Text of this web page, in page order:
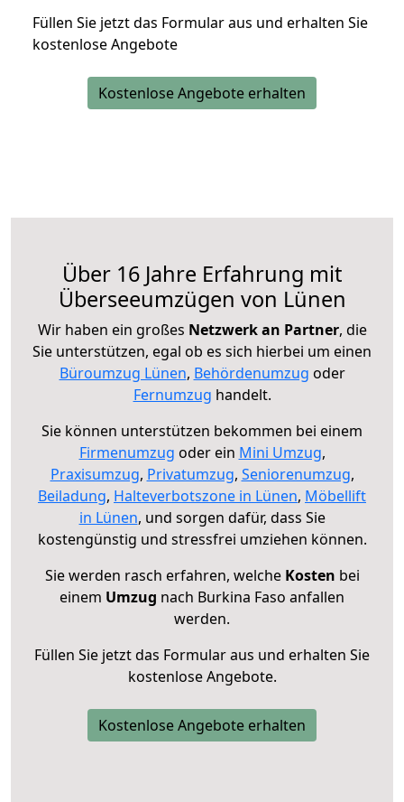
Füllen Sie jetzt das Formular aus und erhalten Sie
kostenlose Angebote
Kostenlose Angebote erhalten
Über 16 Jahre Erfahrung mit
Überseeumzügen von Lünen
Wir haben ein großes Netzwerk an Partner, die
Sie unterstützen, egal ob es sich hierbei um einen
Büroumzug Lünen, Behördenumzug oder
Fernumzug handelt.
Sie können unterstützen bekommen bei einem
Firmenumzug oder ein Mini Umzug,
Praxisumzug, Privatumzug, Seniorenumzug,
Beiladung, Halteverbotszone in Lünen, Möbellift
in Lünen, und sorgen dafür, dass Sie
kostengünstig und stressfrei umziehen können.
Sie werden rasch erfahren, welche Kosten bei
einem Umzug nach Burkina Faso anfallen
werden.
Füllen Sie jetzt das Formular aus und erhalten Sie
kostenlose Angebote.
Kostenlose Angebote erhalten